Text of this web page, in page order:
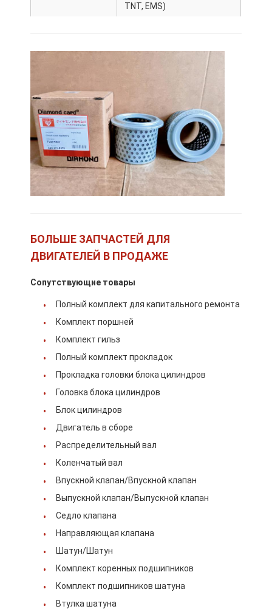
VR-шоу
Экскурсия по фабрике
Связаться с нами
Случаи
Детали двигателя KOMATSU
машинные части гусеницы
TNT, EMS)
БОЛЬШЕ ЗАПЧАСТЕЙ ДЛЯ
ДВИГАТЕЛЕЙ В ПРОДАЖЕ
Сопутствующие товары
Полный комплект для капитального ремонта
Комплект поршней
Комплект гильз
Полный комплект прокладок
Прокладка головки блока цилиндров
Головка блока цилиндров
Блок цилиндров
Двигатель в сборе
Распределительный вал
Коленчатый вал
Впускной клапан/Впускной клапан
Выпускной клапан/Выпускной клапан
Седло клапана
Направляющая клапана
Шатун/Шатун
Комплект коренных подшипников
Комплект подшипников шатуна
Втулка шатуна